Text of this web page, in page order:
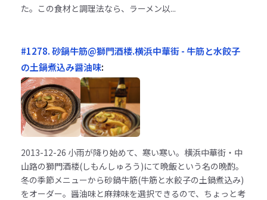
た。この食材と調理法なら、ラーメン以...
#1278. 砂鍋牛筋@獅門酒楼.横浜中華街 - 牛筋と水餃子
の土鍋煮込み醤油味:
2013-12-26 小雨が降り始めて、寒い寒い。横浜中華街・中
山路の獅門酒楼(しもんしゅろう)にて晩飯という名の晩酌。
冬の季節メニューから砂鍋牛筋(牛筋と水餃子の土鍋煮込み)
をオーダー。醤油味と麻辣味を選択できるので、ちょっと考